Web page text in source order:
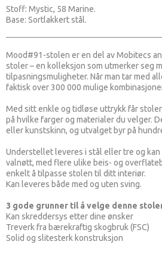
Stoff: Mystic, 58 Marine.
Base: Sortlakkert stål.
Mood#91-stolen er en del av Mobitecs
stoler – en kolleksjon som utmerker seg
tilpasningsmuligheter. Når man tar med
faktisk over 300 000 mulige
Med sitt enkle og tidløse uttrykk får
på hvilke farger og materialer du velger.
eller kunstskinn, og utvalget byr på
Understellet leveres i stål eller tre og
valnøtt, med flere ulike beis- og
enkelt å tilpasse stolen til ditt interiør.
Kan leveres både med og uten sving.
3 gode grunner til å velge denne
Kan skreddersys etter dine ønsker
Treverk fra bærekraftig skogbruk (FSC)
Solid og slitesterk konstruksjon